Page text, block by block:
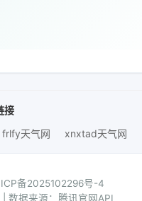
接
frlfy天气网 xnxtad天气网
备2025102296号-4
数据来源：腾讯官网API